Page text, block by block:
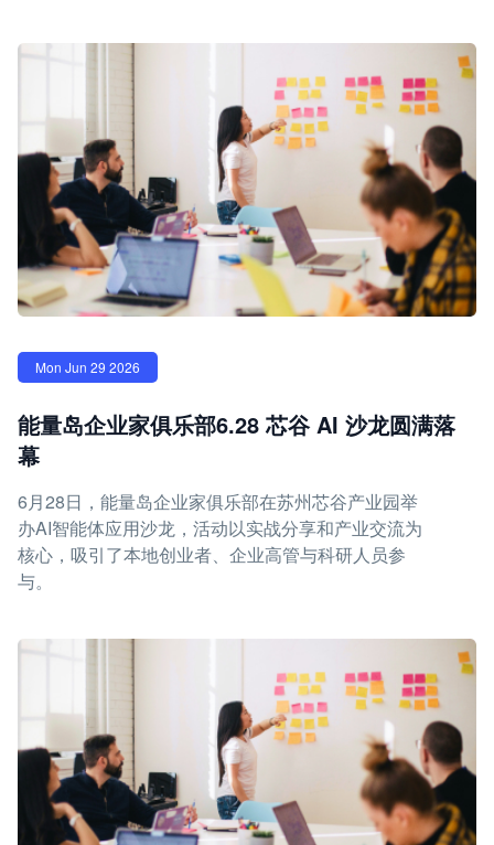
Mon Jun 29 2026
能量岛企业家俱乐部6.28 芯谷 AI 沙龙圆满落
幕
6月28日，能量岛企业家俱乐部在苏州芯谷产业园举
办AI智能体应用沙龙，活动以实战分享和产业交流为
核心，吸引了本地创业者、企业高管与科研人员参
与。